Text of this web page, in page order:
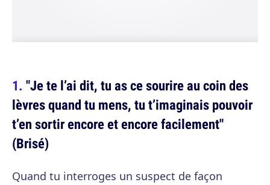
"Je te l’ai dit, tu as ce sourire au coin des
lèvres quand tu mens, tu t’imaginais pouvoir
t’en sortir encore et encore facilement"
(Brisé)
Quand tu interroges un suspect de façon